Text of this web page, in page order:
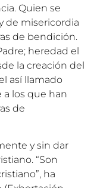
Quien se
de misericordia
de bendición.
heredad el
la creación del
así llamado
los que han
de
y sin dar
“Son
ha